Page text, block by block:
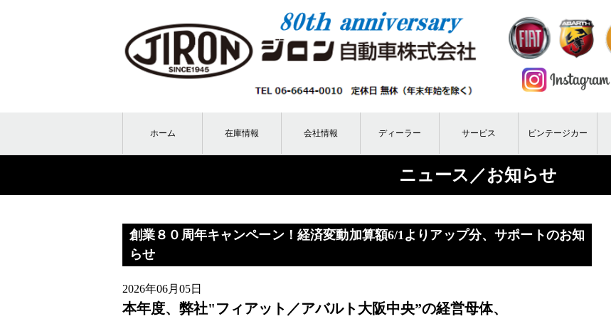
ホーム 在庫情報 会社情報 ディーラー サービス ビンテージカー
ニュース／お知らせ
創業８０周年キャンペーン！経済変動加算額6/1よりアップ分、サポートのお知
らせ
2026年06月05日
本年度、弊社"フィアット／アバルト大阪中央”の経営母体、